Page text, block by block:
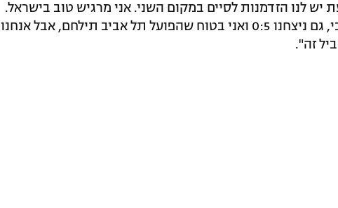
יש לנו הזדמנות לסיים במקום השני. אני מרגיש טוב בישראל.
ראיתי את המשמעות של הדרבי, גם ניצחנו 0:5 ואני בטוח שהפועל תל אביב תילחם, אבל אנחנו
זה".